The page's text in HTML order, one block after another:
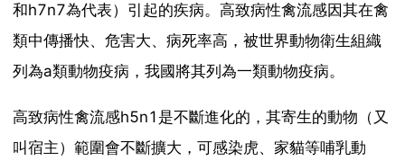
和h7n7為代表）引起的疾病。高致病性禽流感因其在禽
類中傳播快、危害大、病死率高，被世界動物衛生組織
列為a類動物疫病，我國將其列為一類動物疫病。
高致病性禽流感h5n1是不斷進化的，其寄生的動物（又
叫宿主）範圍會不斷擴大，可感染虎、家貓等哺乳動